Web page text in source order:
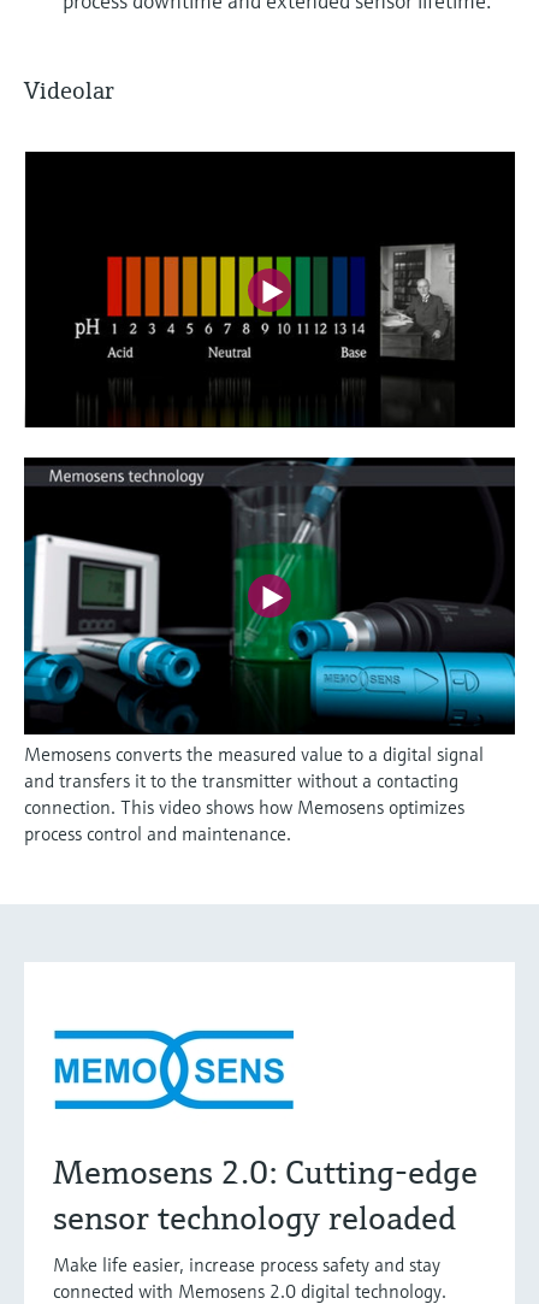
Videolar
Memosens converts the measured value to a digital signal
and transfers it to the transmitter without a contacting
connection. This video shows how Memosens optimizes
process control and maintenance.
Memosens 2.0: Cutting-edge
sensor technology reloaded
Make life easier, increase process safety and stay
connected with Memosens 2.0 digital technology.